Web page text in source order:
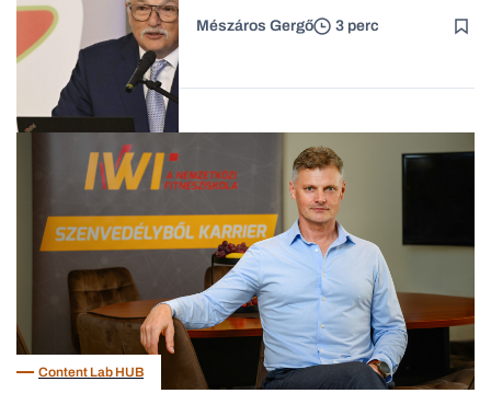
Családi
vállalkozások
Befektetés
Mészáros Gergő 3 perc
Content Lab HUB